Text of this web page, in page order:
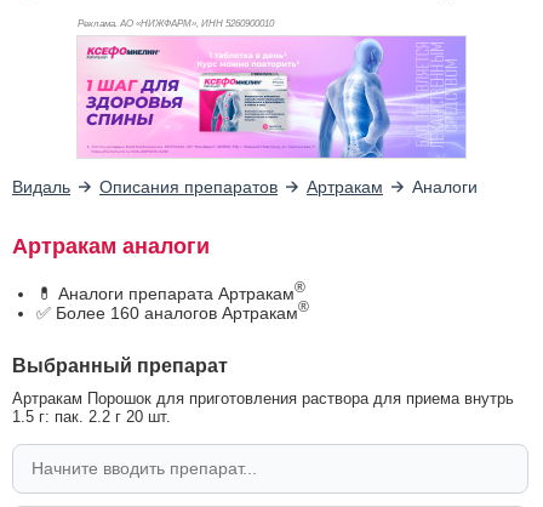
Реклама. АО «НИЖФАРМ», ИНН 5260900010
Видаль Описания препаратов Артракам Аналоги
Артракам аналоги
💊 Аналоги препарата Артракам®
✅ Более 160 аналогов Артракам®
Выбранный препарат
Артракам Порошок для приготовления раствора для приема внутрь
1.5 г: пак. 2.2 г 20 шт.